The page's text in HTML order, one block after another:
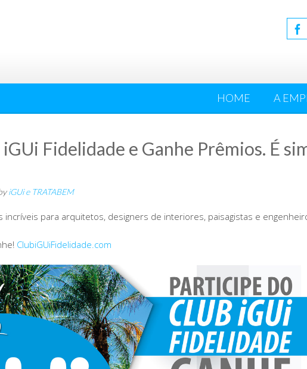
HOME A
Fidelidade e Ganhe Prêmios. É
iGUi e TRATABEM
incríveis para arquitetos, designers de interiores, paisagistas e
ClubiGUiFidelidade.com